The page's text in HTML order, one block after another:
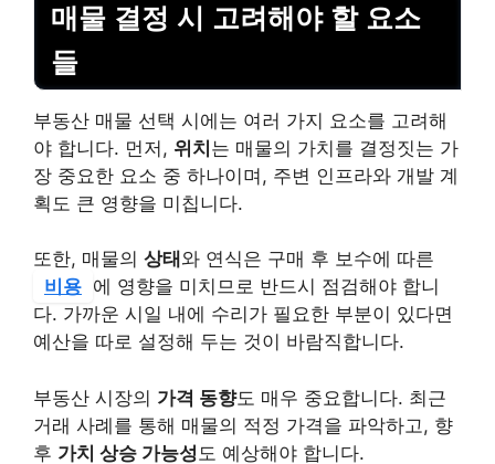
매물 결정 시 고려해야 할 요소
들
부동산 매물 선택 시에는 여러 가지 요소를 고려해
야 합니다. 먼저, 위치는 매물의 가치를 결정짓는 가
장 중요한 요소 중 하나이며, 주변 인프라와 개발 계
획도 큰 영향을 미칩니다.
또한, 매물의 상태 와 연식은 구매 후 보수에 따른
비용 에 영향을 미치므로 반드시 점검해야 합니
다. 가까운 시일 내에 수리가 필요한 부분이 있다면
예산을 따로 설정해 두는 것이 바람직합니다.
부동산 시장의 가격 동향도 매우 중요합니다. 최근
거래 사례를 통해 매물의 적정 가격을 파악하고, 향
후 가치 상승 가능성 도 예상해야 합니다.